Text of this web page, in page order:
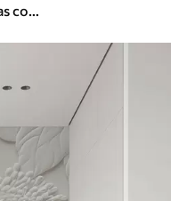
Campo abstracto de flores coloridas con tallos largos y hojas verdes, texturizado, colores pastel y claros